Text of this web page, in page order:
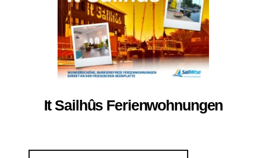
It Sailhûs Ferienwohnungen